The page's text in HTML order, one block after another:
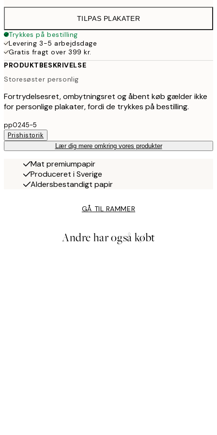
TILPAS PLAKATER
Trykkes på bestilling
Levering 3-5 arbejdsdage
Gratis fragt over 399 kr.
PRODUKTBESKRIVELSE
Storesøster personlig
Fortrydelsesret, ombytningsret og åbent køb gælder ikke
for personlige plakater, fordi de trykkes på bestilling.
pp0245-5
Prishistorik
Lær dig mere omkring vores produkter
Mat premiumpapir
Produceret i Sverige
Aldersbestandigt papir
GÅ TIL RAMMER
Andre har også købt